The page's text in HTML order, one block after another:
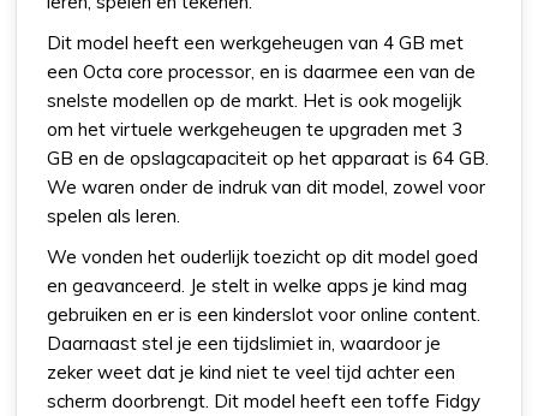
Dit model heeft een werkgeheugen van 4 GB met
een Octa core processor, en is daarmee een van de
snelste modellen op de markt. Het is ook mogelijk
om het virtuele werkgeheugen te upgraden met 3
GB en de opslagcapaciteit op het apparaat is 64 GB.
We waren onder de indruk van dit model, zowel voor
spelen als leren.
We vonden het ouderlijk toezicht op dit model goed
en geavanceerd. Je stelt in welke apps je kind mag
gebruiken en er is een kinderslot voor online content.
Daarnaast stel je een tijdslimiet in, waardoor je
zeker weet dat je kind niet te veel tijd achter een
scherm doorbrengt. Dit model heeft een toffe Fidgy